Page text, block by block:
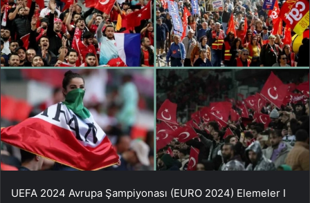
UEFA 2024 Avrupa Şampiyonası (EURO 2024) Elemeler I